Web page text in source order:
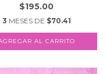
$195.00
3 MESES DE $70.41